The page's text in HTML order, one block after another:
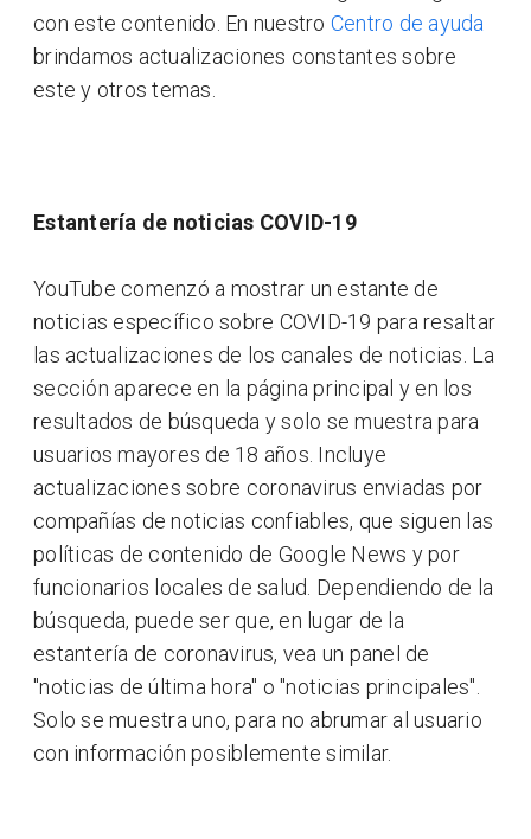
con este contenido. En nuestro Centro de ayuda
brindamos actualizaciones constantes sobre
este y otros temas.
Estantería de noticias COVID-19
YouTube comenzó a mostrar un estante de
noticias específico sobre COVID-19 para resaltar
las actualizaciones de los canales de noticias. La
sección aparece en la página principal y en los
resultados de búsqueda y solo se muestra para
usuarios mayores de 18 años. Incluye
actualizaciones sobre coronavirus enviadas por
compañías de noticias confiables, que siguen las
políticas de contenido de Google News y por
funcionarios locales de salud. Dependiendo de la
búsqueda, puede ser que, en lugar de la
estantería de coronavirus, vea un panel de
"noticias de última hora" o "noticias principales".
Solo se muestra uno, para no abrumar al usuario
con información posiblemente similar.